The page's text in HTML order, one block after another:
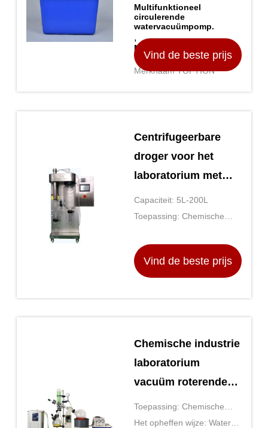
water
Multifunktioneel
circulerende
watervacuümpomp.
Multipurpose Water
Vacuum Pump
Merknaam TOPTION
Vind de beste prijs
Centrifugeerbare
droger voor het
laboratorium met
een substraat van
roestvrijstalen
Capaciteit: 5L-200L
Toepassing: Chemische
die, Voedselverwerking
verwerken verwerken
Vind de beste prijs
Chemische industrie
laboratorium
vacuüm roterende
verdamper met
automatische
Toepassing: Chemische
industrie
Het opheffen wijze: Water